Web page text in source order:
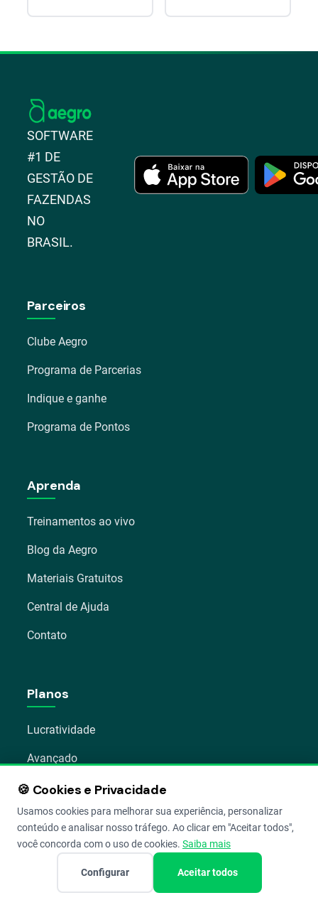
SOFTWARE
#1 DE
GESTÃO DE
FAZENDAS
NO
BRASIL.
Parceiros
Clube Aegro
Programa de Parcerias
Indique e ganhe
Programa de Pontos
Aprenda
Treinamentos ao vivo
Blog da Aegro
Materiais Gratuitos
Central de Ajuda
Contato
Planos
Lucratividade
Avançado
Premium
BPO (Contadores)
Comparar planos
🍪 Cookies e Privacidade
Usamos cookies para melhorar sua experiência, personalizar
conteúdo e analisar nosso tráfego. Ao clicar em "Aceitar todos",
você concorda com o uso de cookies. Saiba mais
Configurar Aceitar todos